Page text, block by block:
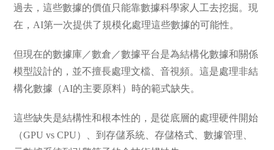
過去，這些數據的價值只能靠數據科學家人工去挖掘。現
在，AI第一次提供了規模化處理這些數據的可能性。
但現在的數據庫／數倉／數據平台是為結構化數據和關係
模型設計的，並不擅長處理文檔、音視頻。這是處理非結
構化數據（AI的主要原料）時的範式缺失。
這些缺失是結構性和根本性的，是從底層的處理硬件開始
（GPU vs CPU）、到存儲系統、存儲格式、數據管理、